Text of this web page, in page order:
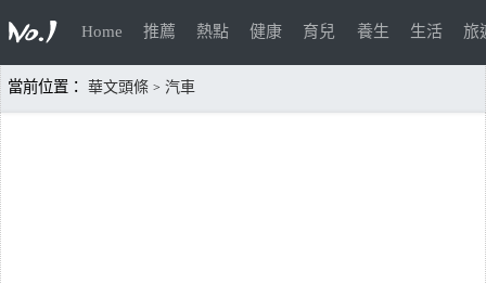
Home 推薦 熱點 健康 育兒 養生 生活 旅
當前位置： 華文頭條 > 汽車